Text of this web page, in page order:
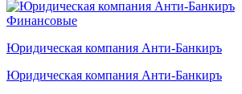
Финансовые
Юридическая компания Анти-Банкиръ
Юридическая компания Анти-Банкиръ